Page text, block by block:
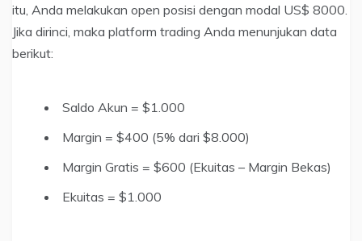
itu, Anda melakukan open posisi dengan modal US$ 8000.
Jika dirinci, maka platform trading Anda menunjukan data
berikut:
Saldo Akun = $1.000
Margin = $400 (5% dari $8.000)
Margin Gratis = $600 (Ekuitas – Margin Bekas)
Ekuitas = $1.000